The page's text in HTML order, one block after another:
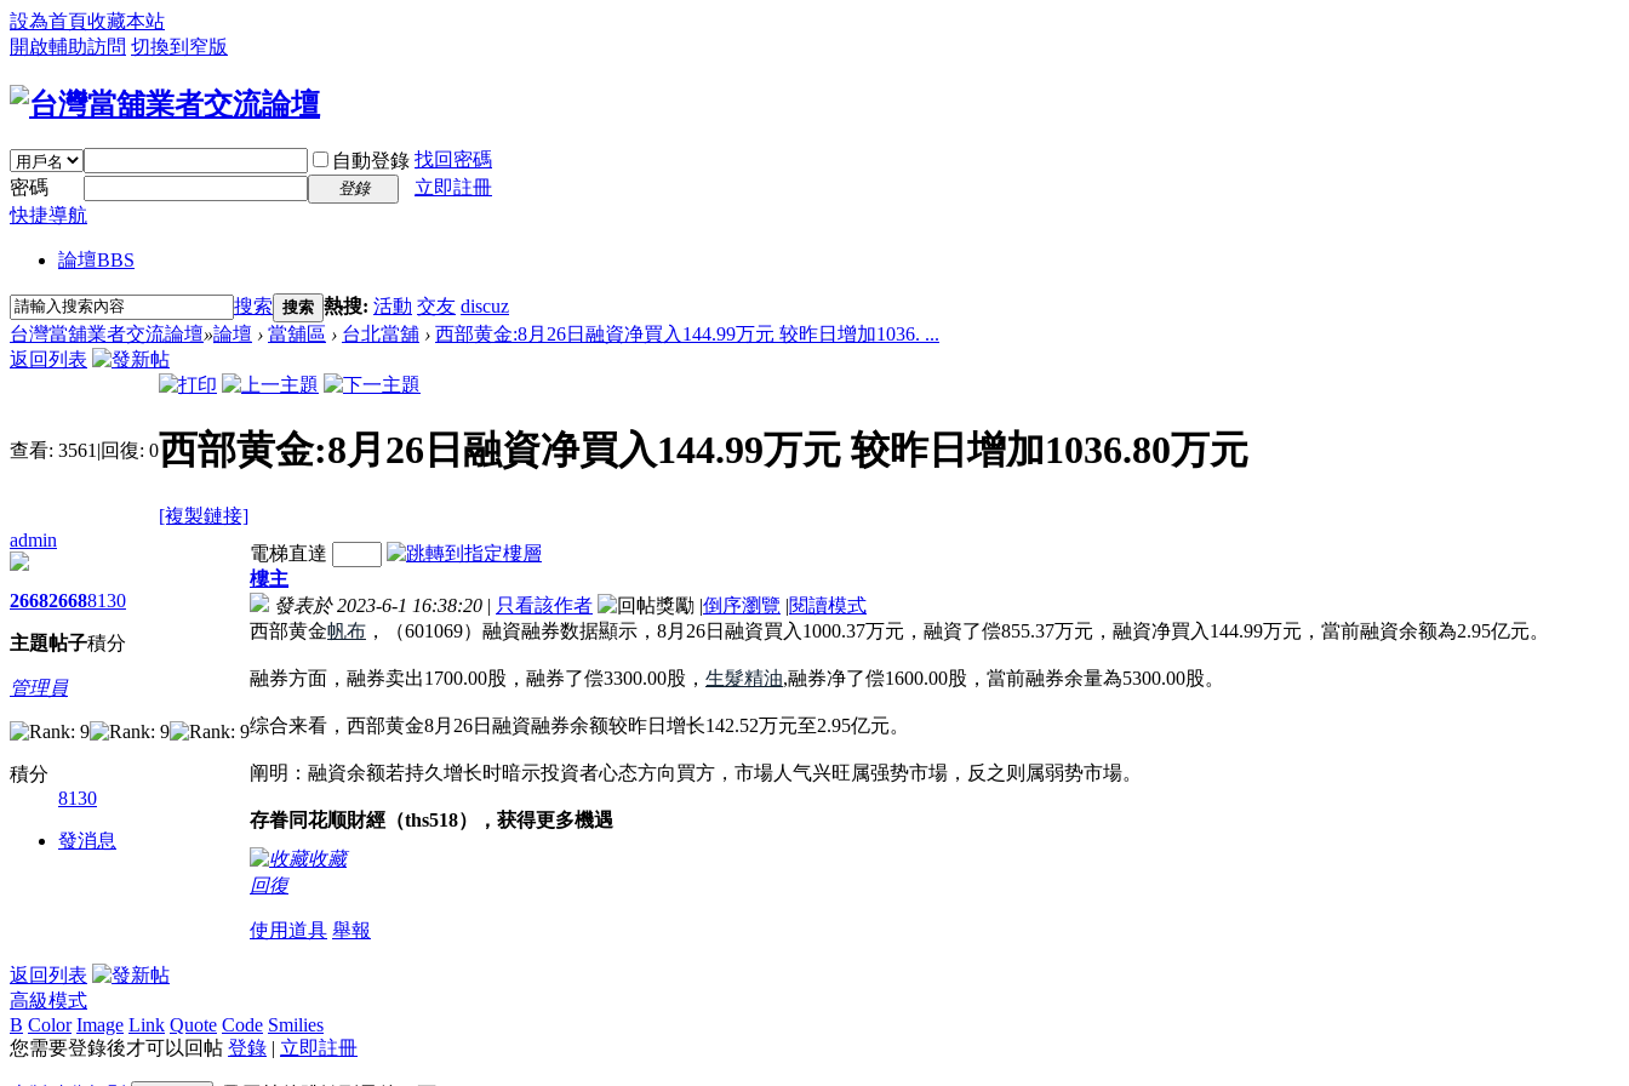
設為首頁收藏本站
開啟輔助訪問 切換到窄版
自動登錄 找回密碼
密碼
登錄
立即註冊
快捷導航
論壇BBS
搜索 搜索 熱搜: 活動 交友 discuz
台灣當舖業者交流論壇»論壇 › 當舖區 › 台北當舖 › 西部黄金:8月26日融資净買入144.99万元 较昨日增加1036. ...
返回列表
查看: 3561 |回復: 0西部黄金:8月26日融資净買入144.99万元 较昨日增加1036.80万元
[複製鏈接]
admin
2668
主題
2668
帖子
8130
積分
管理員
積分
8130
發消息
電梯直達
樓主
發表於 2023-6-1 16:38:20 | 只看該作者 |倒序瀏覽 |閱讀模式
西部黄金帆布 ，（601069）融資融券数据顯示，8月26日融資買入1000.37万元，融資了偿855.37万元，融資净買入144.99万元，當前融資余额為2.95亿元。
融券方面，融券卖出1700.00股，融券了偿3300.00股， 生髮精油,融券净了偿1600.00股，當前融券余量為5300.00股。
综合来看，西部黄金8月26日融資融券余额较昨日增长142.52万元至2.95亿元。
阐明：融資余额若持久增长时暗示投資者心态方向買方，市場人气兴旺属强势市場，反之则属弱势市場。
存眷同花顺財經（ths518），获得更多機遇
收藏
回復
使用道具 舉報
返回列表
高級模式
B Color Image Link Quote Code Smilies
您需要登錄後才可以回帖 登錄 | 立即註冊